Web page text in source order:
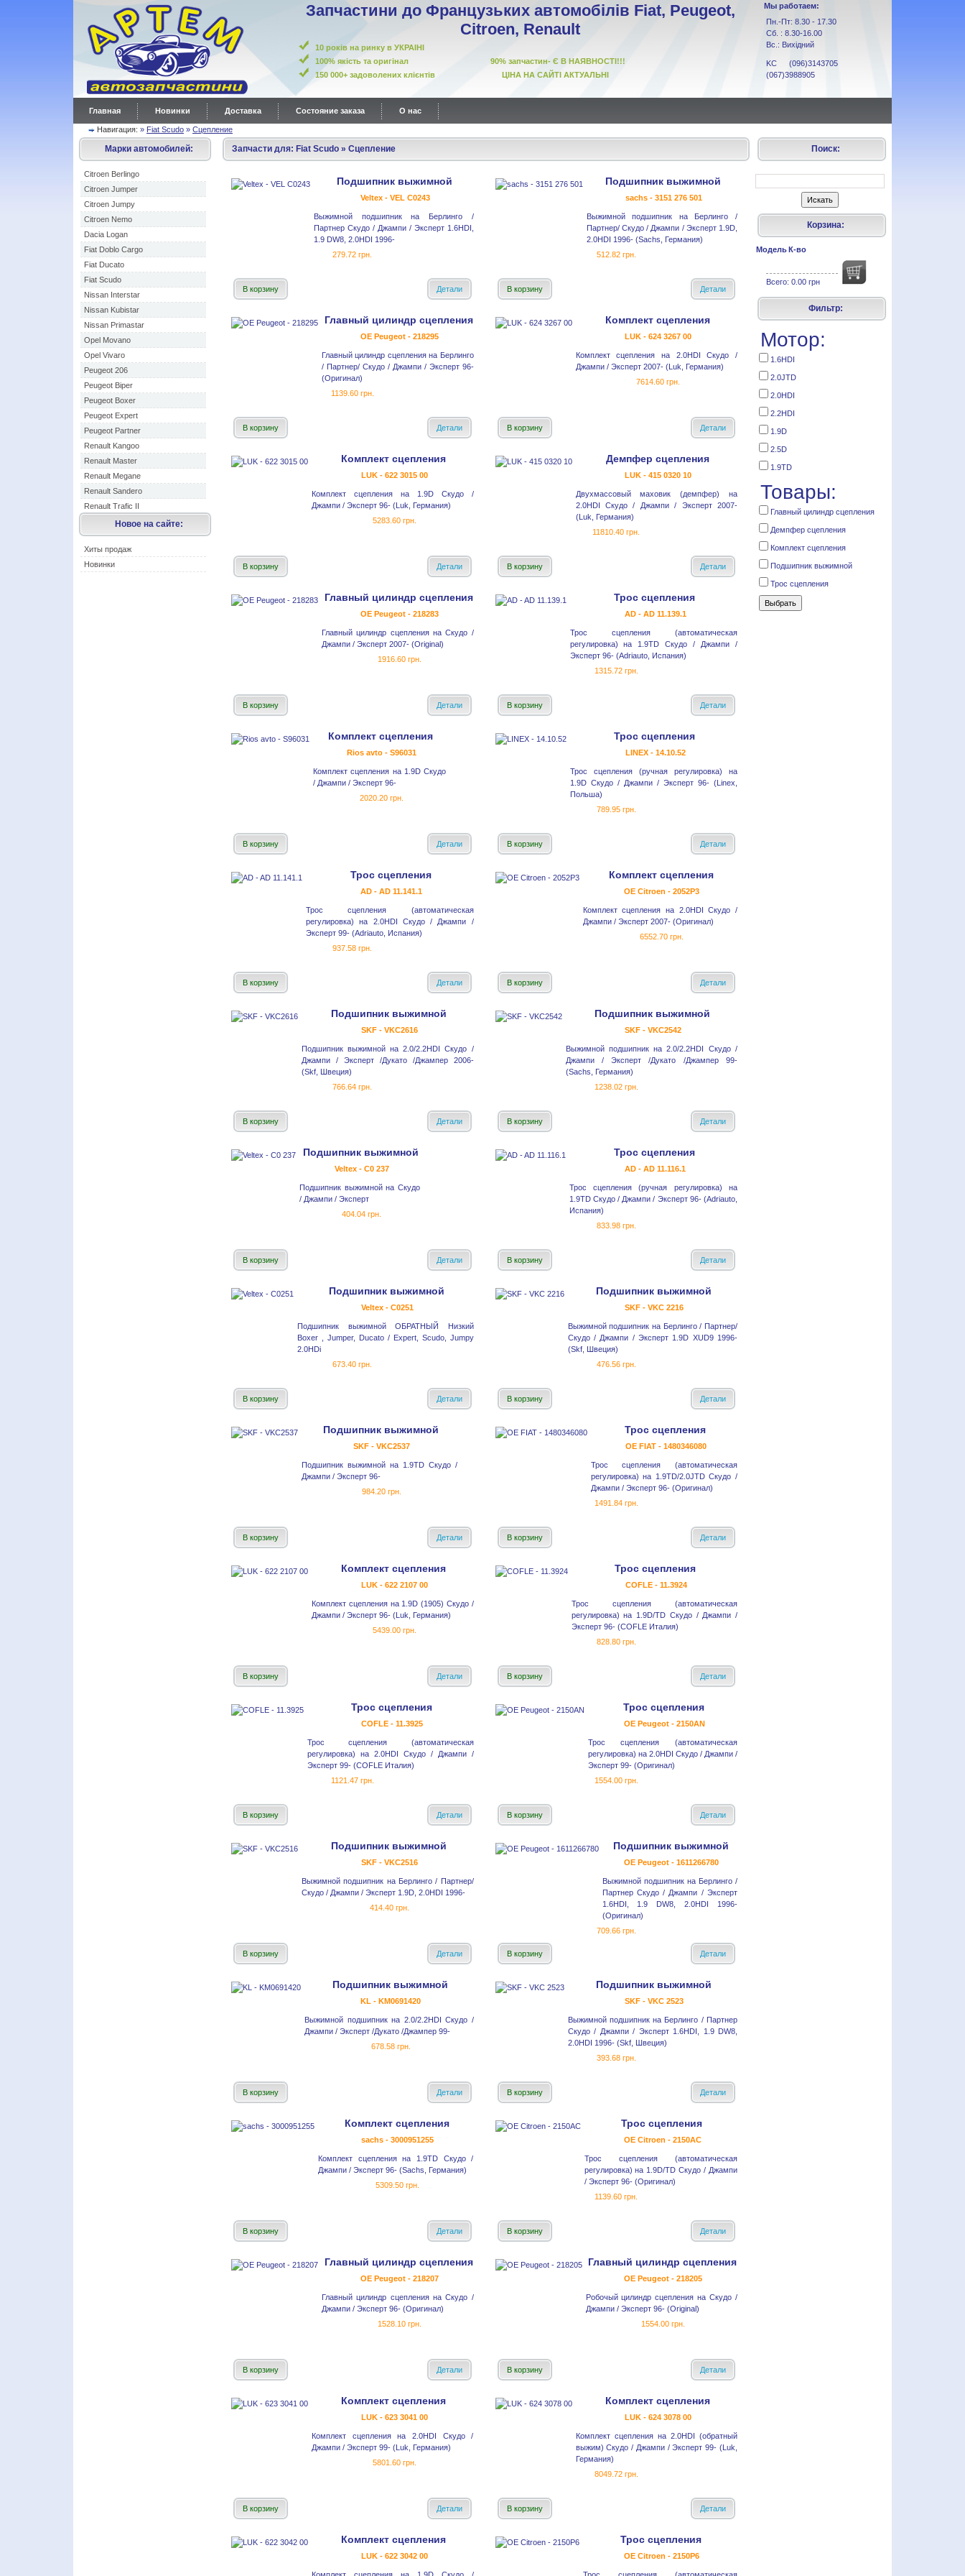
Запчастини до Французьких автомобілів Fiat, Peugeot,
Citroen, Renault
10 років на ринку в УКРАІНІ
100% якість та оригінал 90% запчастин- Є В НАЯВНОСТІ!!!
150 000+ задоволених клієнтів ЦІНА НА САЙТІ АКТУАЛЬНІ
Мы работаем:
Пн.-Пт: 8.30 - 17.30
Сб. : 8.30-16.00
Вс.: Вихідний
KC (096)3143705
(067)3988905
Главная Новинки Доставка Состояние заказа О нас
Навигация: » Fiat Scudo » Сцепление
Марки автомобилей:
Citroen Berlingo
Citroen Jumper
Citroen Jumpy
Citroen Nemo
Dacia Logan
Fiat Doblo Cargo
Fiat Ducato
Fiat Scudo
Nissan Interstar
Nissan Kubistar
Nissan Primastar
Opel Movano
Opel Vivaro
Peugeot 206
Peugeot Biper
Peugeot Boxer
Peugeot Expert
Peugeot Partner
Renault Kangoo
Renault Master
Renault Megane
Renault Sandero
Renault Trafic II
Новое на сайте:
Хиты продаж
Новинки
Запчасти для: Fiat Scudo » Сцепление
Подшипник выжимной
Veltex - VEL C0243
Выжимной подшипник на Берлинго /
Партнер Скудо / Джампи / Эксперт 1.6HDI,
1.9 DW8, 2.0HDI 1996-
279.72 грн.
В корзину Детали
Подшипник выжимной
sachs - 3151 276 501
Выжимной подшипник на Берлинго /
Партнер/ Скудо / Джампи / Эксперт 1.9D,
2.0HDI 1996- (Sachs, Германия)
512.82 грн.
В корзину Детали
Главный цилиндр сцепления
OE Peugeot - 218295
Главный цилиндр сцепления на Берлинго
/ Партнер/ Скудо / Джампи / Эксперт 96-
(Оригинал)
1139.60 грн.
В корзину Детали
Комплект сцепления
LUK - 624 3267 00
Комплект сцепления на 2.0HDI Скудо /
Джампи / Эксперт 2007- (Luk, Германия)
7614.60 грн.
В корзину Детали
Комплект сцепления
LUK - 622 3015 00
Комплект сцепления на 1.9D Скудо /
Джампи / Эксперт 96- (Luk, Германия)
5283.60 грн.
В корзину Детали
Демпфер сцепления
LUK - 415 0320 10
Двухмассовый маховик (демпфер) на
2.0HDI Скудо / Джампи / Эксперт 2007-
(Luk, Германия)
11810.40 грн.
В корзину Детали
Главный цилиндр сцепления
OE Peugeot - 218283
Главный цилиндр сцепления на Скудо /
Джампи / Эксперт 2007- (Original)
1916.60 грн.
В корзину Детали
Трос сцепления
AD - AD 11.139.1
Трос сцепления (автоматическая
регулировка) на 1.9TD Скудо / Джампи /
Эксперт 96- (Adriauto, Испания)
1315.72 грн.
В корзину Детали
Комплект сцепления
Rios avto - S96031
Комплект сцепления на 1.9D Скудо
/ Джампи / Эксперт 96-
2020.20 грн.
В корзину Детали
Трос сцепления
LINEX - 14.10.52
Трос сцепления (ручная регулировка) на
1.9D Скудо / Джампи / Эксперт 96- (Linex,
Польша)
789.95 грн.
В корзину Детали
Трос сцепления
AD - AD 11.141.1
Трос сцепления (автоматическая
регулировка) на 2.0HDI Скудо / Джампи /
Эксперт 99- (Adriauto, Испания)
937.58 грн.
В корзину Детали
Комплект сцепления
OE Citroen - 2052P3
Комплект сцепления на 2.0HDI Скудо /
Джампи / Эксперт 2007- (Оригинал)
6552.70 грн.
В корзину Детали
Подшипник выжимной
SKF - VKC2616
Подшипник выжимной на 2.0/2.2HDI Скудо /
Джампи / Эксперт /Дукато /Джампер 2006-
(Skf, Швеция)
766.64 грн.
В корзину Детали
Подшипник выжимной
SKF - VKC2542
Выжимной подшипник на 2.0/2.2HDI Скудо /
Джампи / Эксперт /Дукато /Джампер 99-
(Sachs, Германия)
1238.02 грн.
В корзину Детали
Подшипник выжимной
Veltex - C0 237
Подшипник выжимной на Скудо
/ Джампи / Эксперт
404.04 грн.
В корзину Детали
Трос сцепления
AD - AD 11.116.1
Трос сцепления (ручная регулировка) на
1.9TD Скудо / Джампи / Эксперт 96- (Adriauto,
Испания)
833.98 грн.
В корзину Детали
Подшипник выжимной
Veltex - C0251
Подшипник выжимной ОБРАТНЫЙ Низкий
Boxer , Jumper, Ducato / Expert, Scudo, Jumpy
2.0HDi
673.40 грн.
В корзину Детали
Подшипник выжимной
SKF - VKC 2216
Выжимной подшипник на Берлинго / Партнер/
Скудо / Джампи / Эксперт 1.9D XUD9 1996-
(Skf, Швеция)
476.56 грн.
В корзину Детали
Подшипник выжимной
SKF - VKC2537
Подшипник выжимной на 1.9TD Скудо /
Джампи / Эксперт 96-
984.20 грн.
В корзину Детали
Трос сцепления
OE FIAT - 1480346080
Трос сцепления (автоматическая
регулировка) на 1.9TD/2.0JTD Скудо /
Джампи / Эксперт 96- (Оригинал)
1491.84 грн.
В корзину Детали
Комплект сцепления
LUK - 622 2107 00
Комплект сцепления на 1.9D (1905) Скудо /
Джампи / Эксперт 96- (Luk, Германия)
5439.00 грн.
В корзину Детали
Трос сцепления
COFLE - 11.3924
Трос сцепления (автоматическая
регулировка) на 1.9D/TD Скудо / Джампи /
Эксперт 96- (COFLE Италия)
828.80 грн.
В корзину Детали
Трос сцепления
COFLE - 11.3925
Трос сцепления (автоматическая
регулировка) на 2.0HDI Скудо / Джампи /
Эксперт 99- (COFLE Италия)
1121.47 грн.
В корзину Детали
Трос сцепления
OE Peugeot - 2150AN
Трос сцепления (автоматическая
регулировка) на 2.0HDI Скудо / Джампи /
Эксперт 99- (Оригинал)
1554.00 грн.
В корзину Детали
Подшипник выжимной
SKF - VKC2516
Выжимной подшипник на Берлинго / Партнер/
Скудо / Джампи / Эксперт 1.9D, 2.0HDI 1996-
414.40 грн.
В корзину Детали
Подшипник выжимной
OE Peugeot - 1611266780
Выжимной подшипник на Берлинго /
Партнер Скудо / Джампи / Эксперт
1.6HDI, 1.9 DW8, 2.0HDI 1996-
(Оригинал)
709.66 грн.
В корзину Детали
Подшипник выжимной
KL - KM0691420
Выжимной подшипник на 2.0/2.2HDI Скудо /
Джампи / Эксперт /Дукато /Джампер 99-
678.58 грн.
В корзину Детали
Подшипник выжимной
SKF - VKC 2523
Выжимной подшипник на Берлинго / Партнер
Скудо / Джампи / Эксперт 1.6HDI, 1.9 DW8,
2.0HDI 1996- (Skf, Швеция)
393.68 грн.
В корзину Детали
Комплект сцепления
sachs - 3000951255
Комплект сцепления на 1.9TD Скудо /
Джампи / Эксперт 96- (Sachs, Германия)
5309.50 грн.
В корзину Детали
Трос сцепления
OE Citroen - 2150AC
Трос сцепления (автоматическая
регулировка) на 1.9D/TD Скудо / Джампи
/ Эксперт 96- (Оригинал)
1139.60 грн.
В корзину Детали
Главный цилиндр сцепления
OE Peugeot - 218207
Главный цилиндр сцепления на Скудо /
Джампи / Эксперт 96- (Оригинал)
1528.10 грн.
В корзину Детали
Главный цилиндр сцепления
OE Peugeot - 218205
Робочый цилиндр сцепления на Скудо /
Джампи / Эксперт 96- (Original)
1554.00 грн.
В корзину Детали
Комплект сцепления
LUK - 623 3041 00
Комплект сцепления на 2.0HDI Скудо /
Джампи / Эксперт 99- (Luk, Германия)
5801.60 грн.
В корзину Детали
Комплект сцепления
LUK - 624 3078 00
Комплект сцепления на 2.0HDI (обратный
выжим) Скудо / Джампи / Эксперт 99- (Luk,
Германия)
8049.72 грн.
В корзину Детали
Комплект сцепления
LUK - 622 3042 00
Трос сцепления
OE Citroen - 2150P6
Поиск:
Корзина:
МодельК-во
Всего: 0.00 грн
Фильтр:
Мотор:
1.6HDI
2.0JTD
2.0HDI
2.2HDI
1.9D
2.5D
1.9TD
Товары:
Главный цилиндр сцепления
Демпфер сцепления
Комплект сцепления
Подшипник выжимной
Трос сцепления